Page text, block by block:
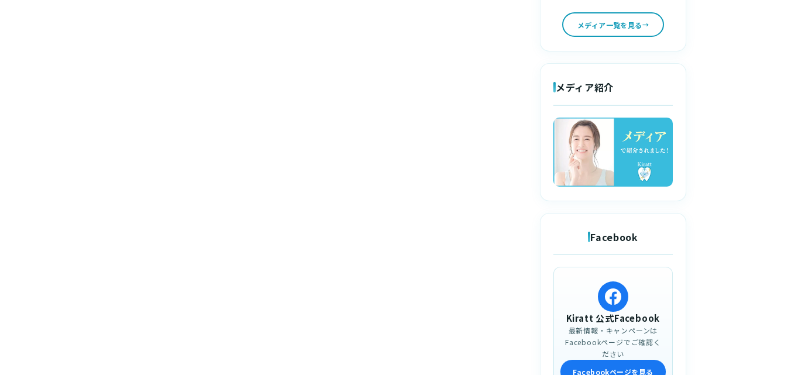
メディア一覧を見る
メディア紹介
Facebook
Kiratt 公式Facebook
最新情報・キャンペーンは
Facebookページでご確認く
ださい
Facebookページを見る